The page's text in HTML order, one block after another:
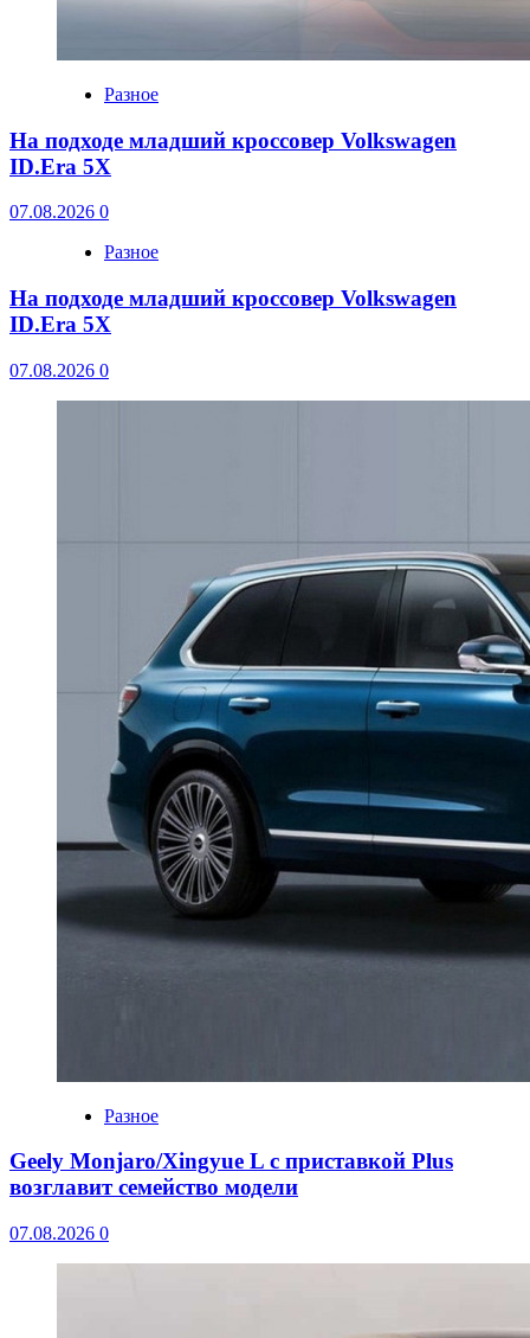
Разное
На подходе младший кроссовер Volkswagen
ID.Era 5X
07.08.2026 0
Разное
На подходе младший кроссовер Volkswagen
ID.Era 5X
07.08.2026 0
Разное
Geely Monjaro/Xingyue L с приставкой Plus
возглавит семейство модели
07.08.2026 0